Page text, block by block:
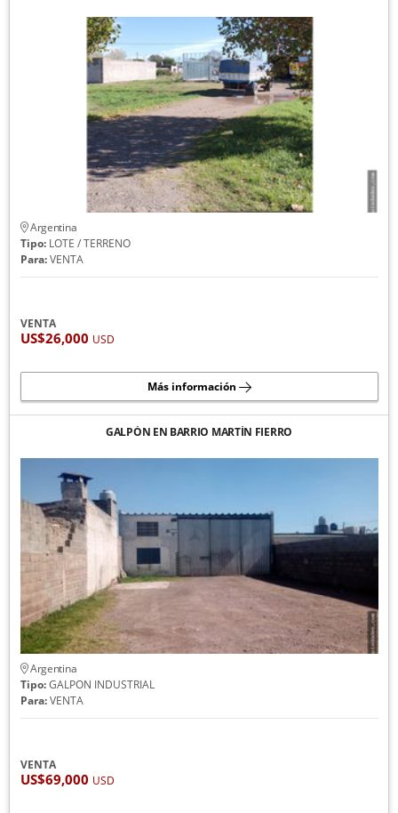
Argentina
Tipo:LOTE / TERRENO
Para:VENTA
VENTA
US$26,000 USD
Más información
GALPÓN EN BARRIO MARTÍN FIERRO
Argentina
Tipo:GALPON INDUSTRIAL
Para:VENTA
VENTA
US$69,000 USD